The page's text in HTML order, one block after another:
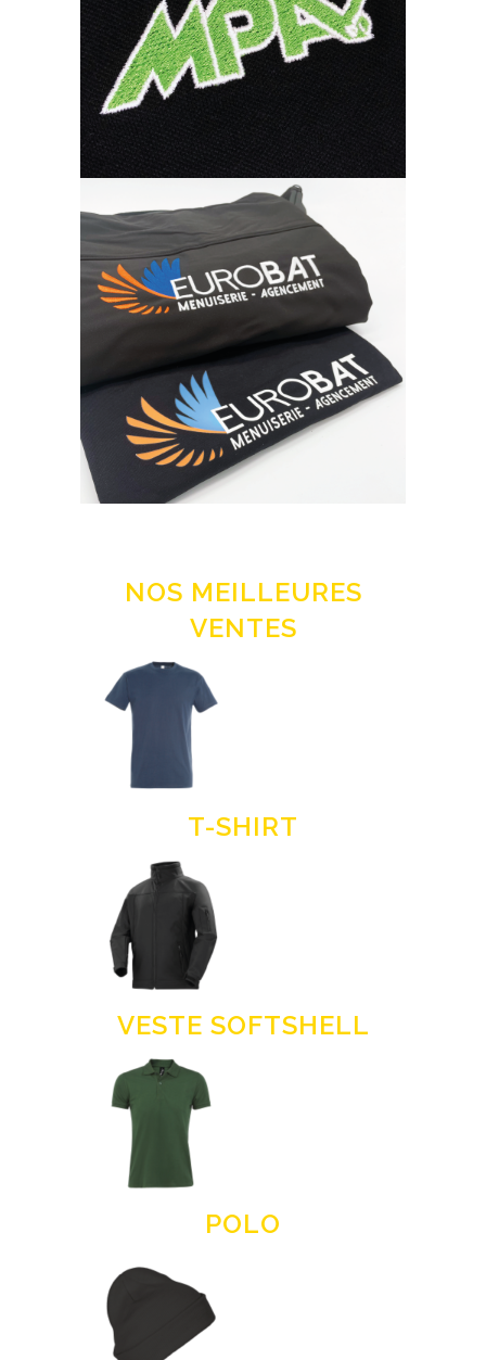
NOS MEILLEURES
VENTES
T-SHIRT
VESTE SOFTSHELL
POLO